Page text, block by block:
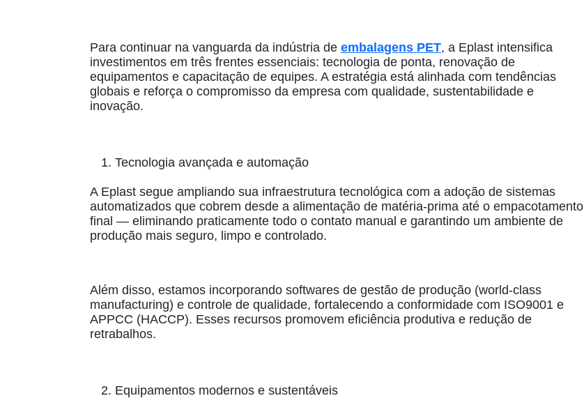
Para continuar na vanguarda da indústria de embalagens PET, a Eplast intensifica
investimentos em três frentes essenciais: tecnologia de ponta, renovação de
equipamentos e capacitação de equipes. A estratégia está alinhada com tendências
globais e reforça o compromisso da empresa com qualidade, sustentabilidade e
inovação.
Tecnologia avançada e automação
A Eplast segue ampliando sua infraestrutura tecnológica com a adoção de sistemas
automatizados que cobrem desde a alimentação de matéria‑prima até o empacotamento
final — eliminando praticamente todo o contato manual e garantindo um ambiente de
produção mais seguro, limpo e controlado.
Além disso, estamos incorporando softwares de gestão de produção (world‑class
manufacturing) e controle de qualidade, fortalecendo a conformidade com ISO9001 e
APPCC (HACCP). Esses recursos promovem eficiência produtiva e redução de
retrabalhos.
Equipamentos modernos e sustentáveis